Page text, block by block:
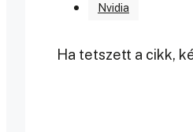
Nvidia
Ha tetszett a cikk,